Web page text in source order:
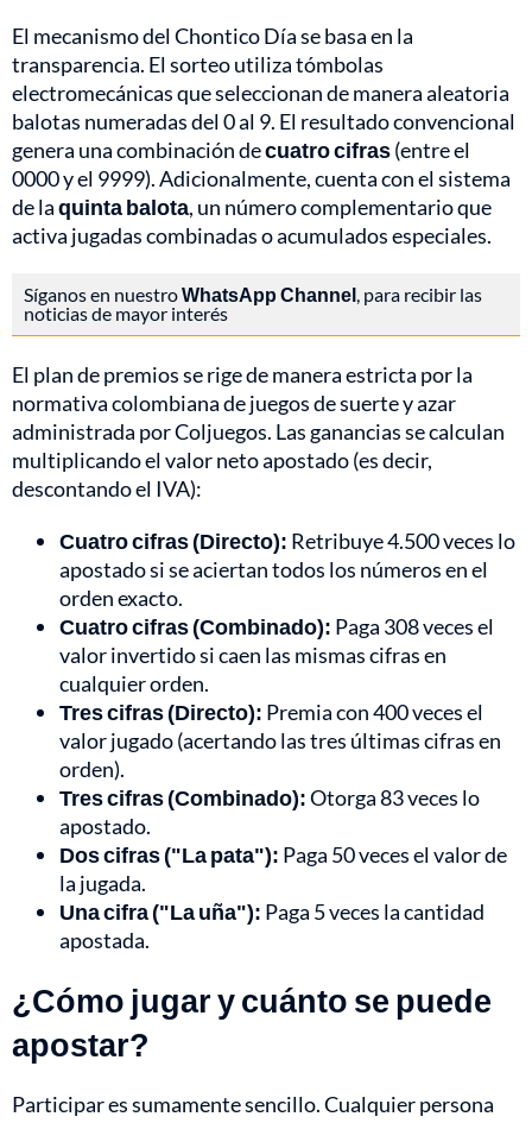
El mecanismo del Chontico Día se basa en la
transparencia. El sorteo utiliza tómbolas
electromecánicas que seleccionan de manera aleatoria
balotas numeradas del 0 al 9. El resultado convencional
genera una combinación decuatro cifras(entre el
0000 y el 9999). Adicionalmente, cuenta con el sistema
de laquinta balota, un número complementario que
activa jugadas combinadas o acumulados especiales.
Síganos en nuestroWhatsApp Channel, para recibir las
noticias de mayor interés
El plan de premios se rige de manera estricta por la
normativa colombiana de juegos de suerte y azar
administrada por Coljuegos. Las ganancias se calculan
multiplicando el valor neto apostado (es decir,
descontando el IVA):
Cuatro cifras (Directo): Retribuye 4.500 veces lo
apostado si se aciertan todos los números en el
orden exacto.
Cuatro cifras (Combinado): Paga 308 veces el
valor invertido si caen las mismas cifras en
cualquier orden.
Tres cifras (Directo): Premia con 400 veces el
valor jugado (acertando las tres últimas cifras en
orden).
Tres cifras (Combinado):Otorga 83 veces lo
apostado.
Dos cifras ("La pata"): Paga 50 veces el valor de
la jugada.
Una cifra ("La uña"): Paga 5 veces la cantidad
apostada.
¿Cómo jugar y cuánto se puede
apostar?
Participar es sumamente sencillo. Cualquier persona